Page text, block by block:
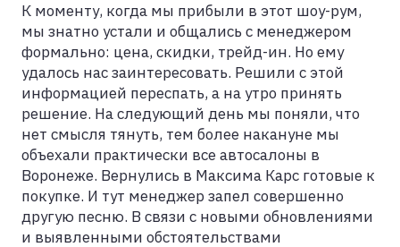
К моменту, когда мы прибыли в этот шоу-рум,
мы знатно устали и общались с менеджером
формально: цена, скидки, трейд-ин. Но ему
удалось нас заинтересовать. Решили с этой
информацией переспать, а на утро принять
решение. На следующий день мы поняли, что
нет смысля тянуть, тем более накануне мы
объехали практически все автосалоны в
Воронеже. Вернулись в Максима Карс готовые к
покупке. И тут менеджер запел совершенно
другую песню. В связи с новыми обновлениями
и выявленными обстоятельствами